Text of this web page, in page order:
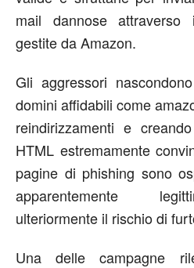
mail dannose attraverso
gestite da Amazon.
Gli aggressori
domini affidabili come
reindirizzamenti e
HTML estremamente
pagine di phishing sono
apparentemente
ulteriormente il rischio di
Una delle campagne